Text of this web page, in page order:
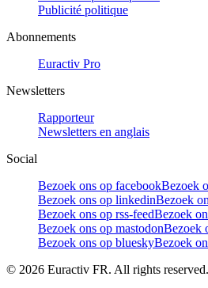
Publicité politique
Abonnements
Euractiv Pro
Newsletters
Rapporteur
Newsletters en anglais
Social
Bezoek ons op facebookBezoek
Bezoek ons op linkedinBezoek
Bezoek ons op rss-feedBezoek
Bezoek ons op mastodonBezoek
Bezoek ons op blueskyBezoek
© 2026 Euractiv FR. All rights reserved.